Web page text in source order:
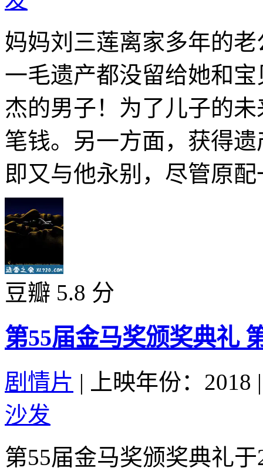
妈妈刘三莲离家多年的
一毛遗产都没留给她和
杰的男子！为了儿子的
笔钱。另一方面，获得
即又与他永别，尽管原
豆瓣 5.8 分
第55届金马奖颁奖典礼‎
剧情片 | 上映年份：2018 |
沙发
第55届金马奖颁奖典礼